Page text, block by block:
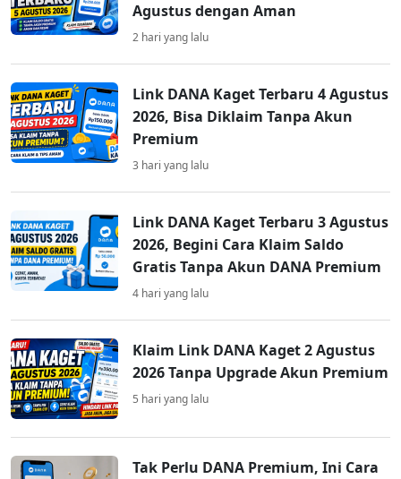
Agustus dengan Aman
2 hari yang lalu
Link DANA Kaget Terbaru 4 Agustus
2026, Bisa Diklaim Tanpa Akun
Premium
3 hari yang lalu
Link DANA Kaget Terbaru 3 Agustus
2026, Begini Cara Klaim Saldo
Gratis Tanpa Akun DANA Premium
4 hari yang lalu
Klaim Link DANA Kaget 2 Agustus
2026 Tanpa Upgrade Akun Premium
5 hari yang lalu
Tak Perlu DANA Premium, Ini Cara